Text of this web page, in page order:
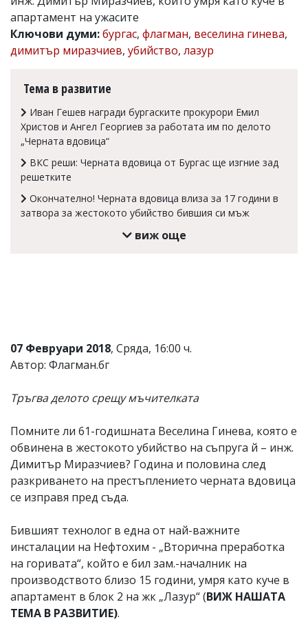
Коментарите
под
статиите
се
читателите
редакцията
носи
отговорност
тях!
откриете
обиден
апартамент на ужасите
Ключови думи:бургас, флагман, веселина гинева,
димитър миразчиев, убийство, лазур
Тема в развитие
Иван Гешев награди бургаските прокурори Емил
Христов и Ангел Георгиев за работата им по делото
„Черната вдовица“
ВКС реши: Черната вдовица от Бургас ще изгние зад
решетките
Окончателно! Черната вдовица влиза за 17 години в
затвора за жестокото убийство бившия си мъж
виж още
07 Февруари 2018, Сряда, 16:00 ч.
Автор: Флагман.бг
Тръгва делото срещу мъчителката
Помните ли 61-годишната Веселина Гинева, която е
обвинена в жестокото убийство на съпруга й – инж.
Димитър Миразчиев? Година и половина след
разкриването на престъплението черната вдовица
се изправя пред съда.
Бившият технолог в една от най-важните
инсталации на Нефтохим - „Вторична преработка
на горивата“, който е бил зам.-началник на
производството близо 15 години, умря като куче в
апартамент в блок 2 на жк „Лазур“ (ВИЖ НАШАТА
ТЕМА В РАЗВИТИЕ).